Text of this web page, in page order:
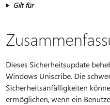
Gilt für
Dieses Sicherheitsupdate
Windows Uniscribe. Die
Sicherheitsanfälligkeiten
ermöglichen, wenn ein